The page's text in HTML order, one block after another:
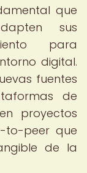
que
sus
para
digital.
fuentes
de
proyectos
to-peer que
de la